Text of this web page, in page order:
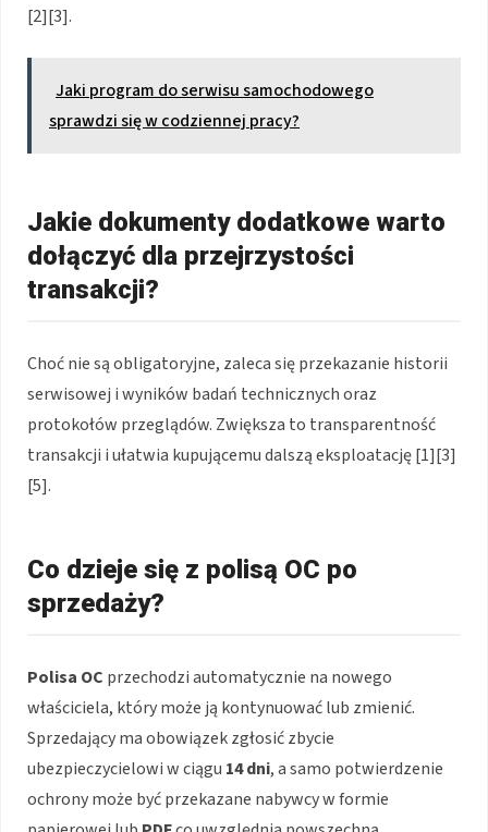
[2][3].
Jaki program do serwisu samochodowego
sprawdzi się w codziennej pracy?
Jakie dokumenty dodatkowe warto
dołączyć dla przejrzystości
transakcji?
Choć nie są obligatoryjne, zaleca się przekazanie historii
serwisowej i wyników badań technicznych oraz
protokołów przeglądów. Zwiększa to transparentność
transakcji i ułatwia kupującemu dalszą eksploatację [1][3]
[5].
Co dzieje się z polisą OC po
sprzedaży?
Polisa OC przechodzi automatycznie na nowego
właściciela, który może ją kontynuować lub zmienić.
Sprzedający ma obowiązek zgłosić zbycie
ubezpieczycielowi w ciągu 14 dni, a samo potwierdzenie
ochrony może być przekazane nabywcy w formie